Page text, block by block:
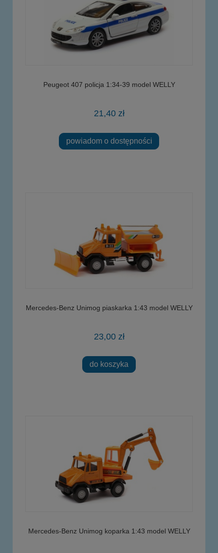
Peugeot 407 policja 1:34-39 model WELLY
21,40 zł
powiadom o dostępności
Mercedes-Benz Unimog piaskarka 1:43 model WELLY
23,00 zł
do koszyka
Mercedes-Benz Unimog koparka 1:43 model WELLY